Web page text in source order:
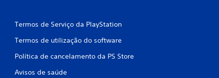
Termos de Serviço da PlayStation
Termos de utilização do software
Política de cancelamento da PS Store
Avisos de saúde